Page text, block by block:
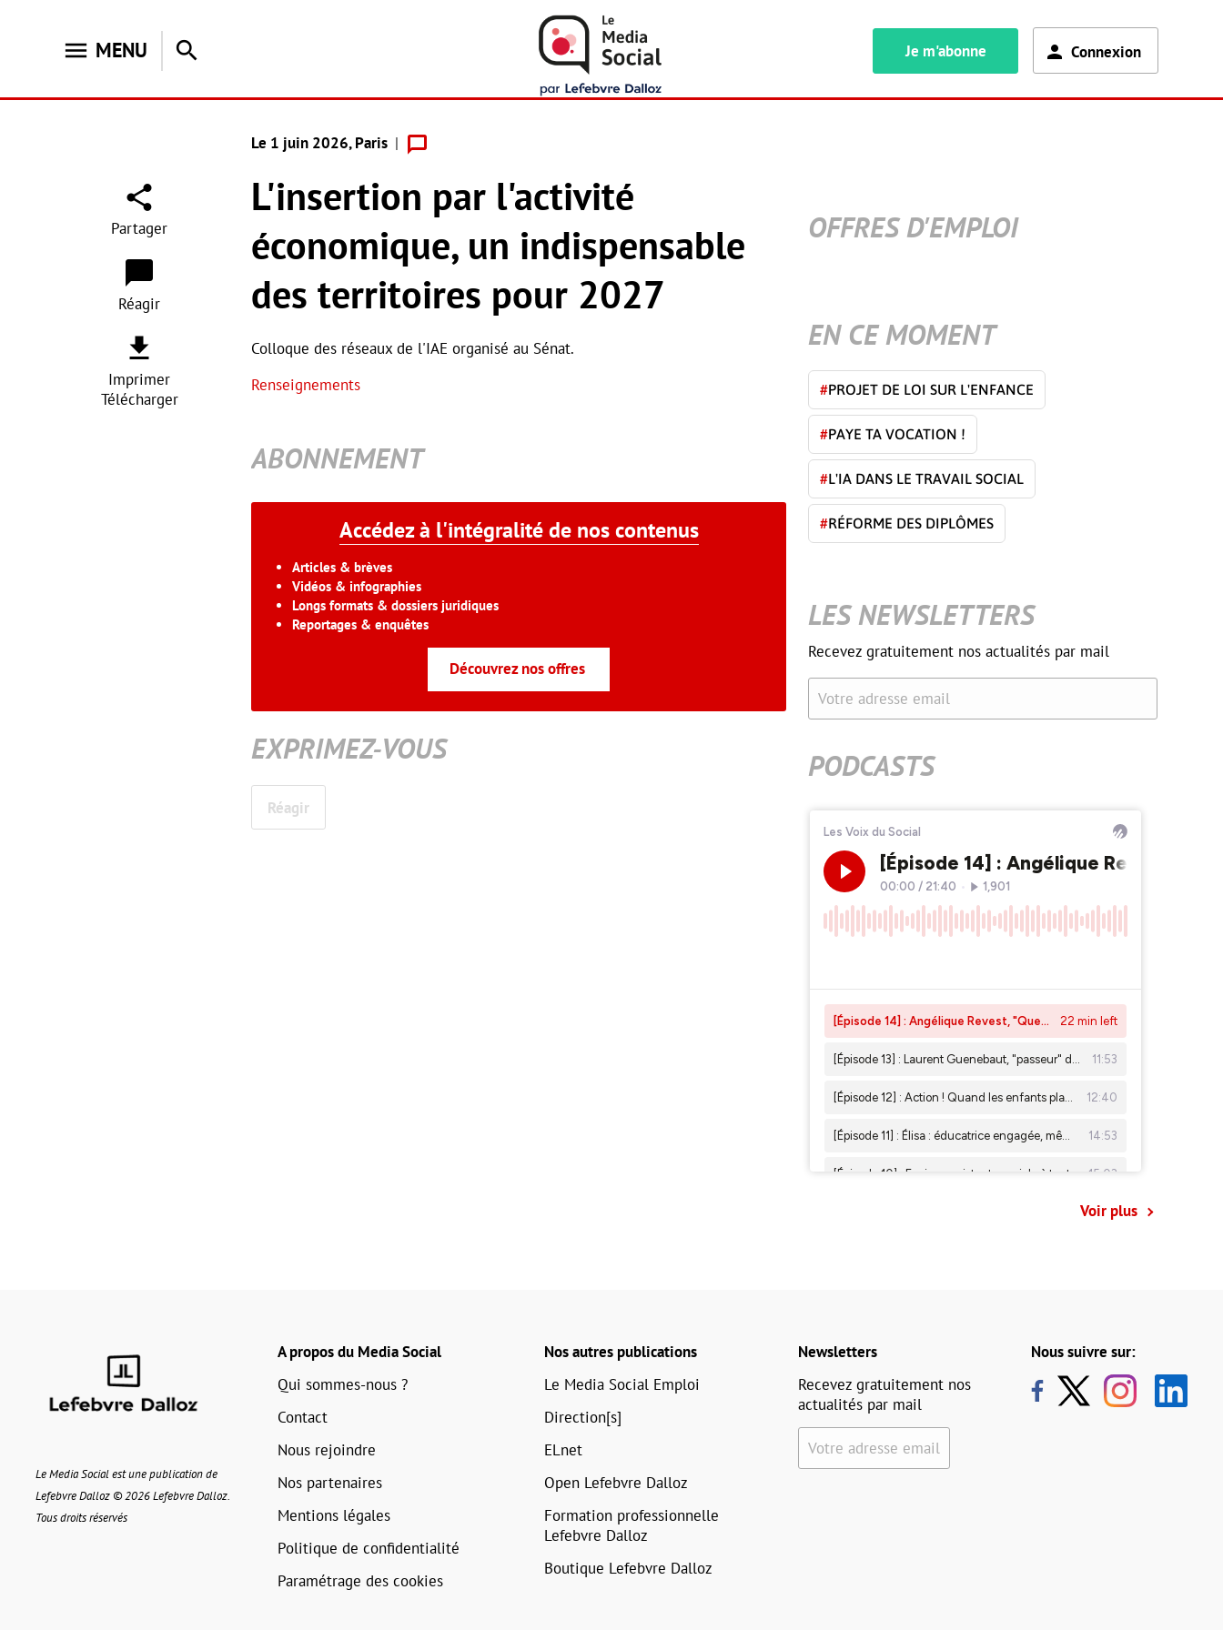
menu MENU search Je m'abonne Connexion
Le 1 juin 2026, Paris
Partager
Réagir
Imprimer
Télécharger
L'insertion par l'activité
économique, un indispensable
des territoires pour 2027
Colloque des réseaux de l'IAE organisé au Sénat.
Renseignements
ABONNEMENT
Accédez à l'intégralité de nos contenus
Articles & brèves
Vidéos & infographies
Longs formats & dossiers juridiques
Reportages & enquêtes
Découvrez nos offres
EXPRIMEZ-VOUS
Réagir
OFFRES D'EMPLOI
EN CE MOMENT
#PROJET DE LOI SUR L'ENFANCE
#PAYE TA VOCATION !
#L'IA DANS LE TRAVAIL SOCIAL
#RÉFORME DES DIPLÔMES
LES NEWSLETTERS
Recevez gratuitement nos actualités par mail
Votre adresse email
PODCASTS
Voir plus
Le Media Social est une publication de
Lefebvre Dalloz © 2026 Lefebvre Dalloz.
Tous droits réservés
A propos du Media Social
Qui sommes-nous ?
Contact
Nous rejoindre
Nos partenaires
Mentions légales
Politique de confidentialité
Paramétrage des cookies
Nos autres publications
Le Media Social Emploi
Direction[s]
ELnet
Open Lefebvre Dalloz
Formation professionnelle
Lefebvre Dalloz
Boutique Lefebvre Dalloz
Newsletters
Recevez gratuitement nos
actualités par mail
Votre adresse email
Nous suivre sur: